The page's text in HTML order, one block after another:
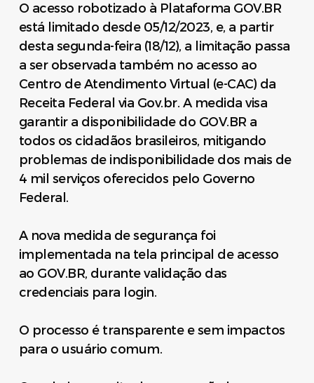
O acesso robotizado à Plataforma GOV.BR
está limitado desde 05/12/2023, e, a partir
desta segunda-feira (18/12), a limitação passa
a ser observada também no acesso ao
Centro de Atendimento Virtual (e-CAC) da
Receita Federal via Gov.br. A medida visa
garantir a disponibilidade do GOV.BR a
todos os cidadãos brasileiros, mitigando
problemas de indisponibilidade dos mais de
4 mil serviços oferecidos pelo Governo
Federal.
A nova medida de segurança foi
implementada na tela principal de acesso
ao GOV.BR, durante validação das
credenciais para login.
O processo é transparente e sem impactos
para o usuário comum.